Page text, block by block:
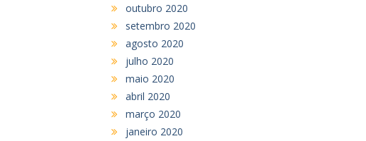
outubro 2020
setembro 2020
agosto 2020
julho 2020
maio 2020
abril 2020
março 2020
janeiro 2020